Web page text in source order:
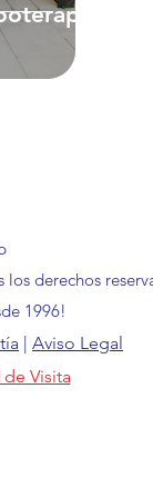
derechos
1996!
| Aviso Legal
Visita